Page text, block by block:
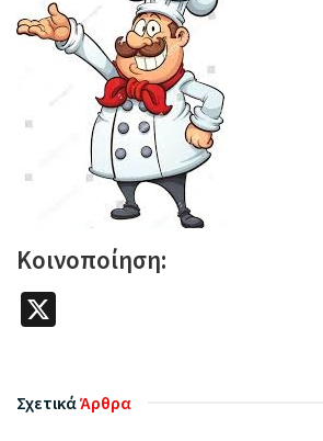
Κοινοποίηση:
ΣχετικάΆρθρα